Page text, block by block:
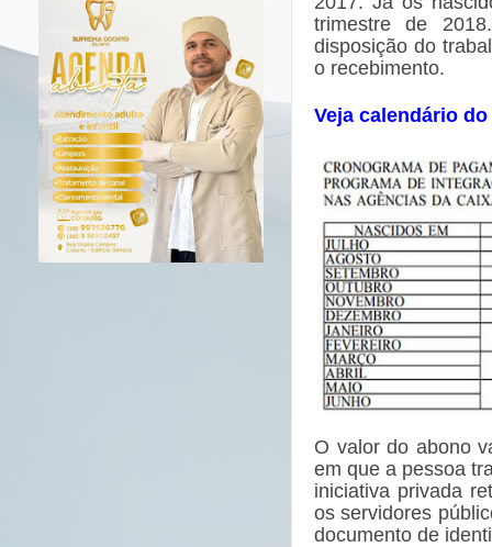
trimestre de
disposição do
o recebimento.
Veja calendário
O valor do abono
em que a pessoa
iniciativa privada
os servidores
documento de